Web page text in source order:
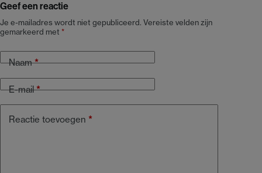
Geef een reactie
Je e-mailadres wordt niet gepubliceerd. Vereiste velden zijn
gemarkeerd met *
Naam*
E-mail*
Reactie toevoegen *